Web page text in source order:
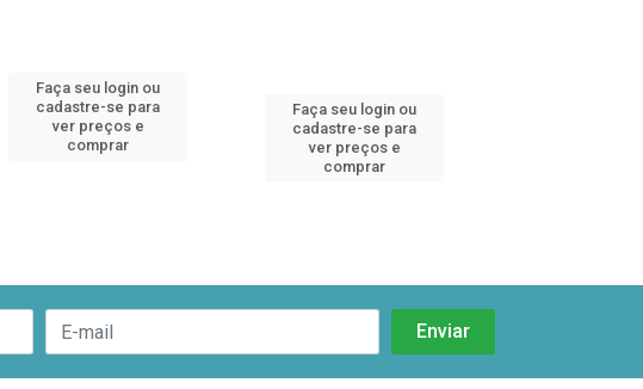
Faça seu login ou
cadastre-se para
ver preços e
comprar
Faça seu login ou
cadastre-se para
ver preços e
comprar